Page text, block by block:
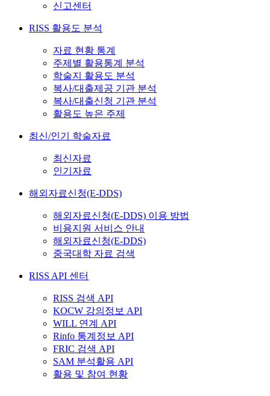
신고센터
RISS 활용도 분석
자료 현황 통계
주제별 활용통계 분석
학술지 활용도 분석
복사/대출제공 기관 분석
복사/대출신청 기관 분석
활용도 높은 주제
최신/인기 학술자료
최신자료
인기자료
해외자료신청(E-DDS)
해외자료신청(E-DDS) 이용 방법
비용지원 서비스 안내
해외자료신청(E-DDS)
중국대학 자료 검색
RISS API 센터
RISS 검색 API
KOCW 강의정보 API
WILL 연계 API
Rinfo 통계정보 API
FRIC 검색 API
SAM 분석활용 API
활용 및 참여 현황